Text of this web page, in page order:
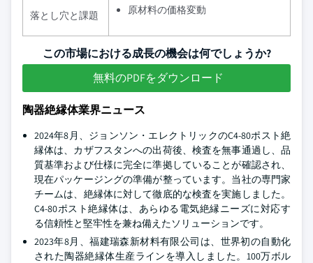
落とし穴と課題 原材料の価格変動
この市場における成長の機会は何でしょうか?
無料のPDFをダウンロード
陶器絶縁体業界ニュース
2024年8月、ジョンソン・エレクトリックのC4-80ポスト絶
縁体は、カザフスタンへの出荷後、検査を無事通過し、品
質基準および仕様に完全に準拠していることが確認され、
現在パッケージングの準備が整っています。当社の専門家
チームは、絶縁体に対して徹底的な検査を実施しました。
C4-80ポスト絶縁体は、あらゆる電気絶縁ニーズに対応す
る信頼性と堅牢性を兼ね備えたソリューションです。
2023年8月、福建瑞森新材料有限公司は、世界初の自動化
された陶器絶縁体生産ラインを導入しました。100万ボル